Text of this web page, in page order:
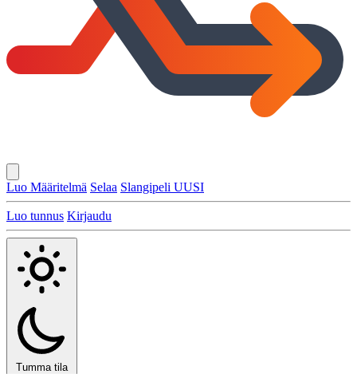
Luo Määritelmä Selaa Slangipeli UUSI
Luo tunnus Kirjaudu
Tumma tila